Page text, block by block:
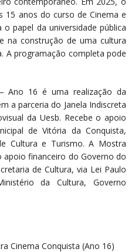
15 anos do curso de Cinema e
papel da universidade pública
na construção de uma cultura
A programação completa pode
Ano 16 é uma realização da
a parceria do Janela Indiscreta
da Uesb. Recebe o apoio
de Vitória da Conquista,
Cultura e Turismo. A Mostra
financeiro do Governo do
de Cultura, via Lei Paulo
da Cultura, Governo
Cinema Conquista (Ano 16)